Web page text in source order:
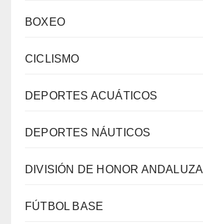
BOXEO
CICLISMO
DEPORTES ACUÁTICOS
DEPORTES NÁUTICOS
DIVISIÓN DE HONOR ANDALUZA
FÚTBOL BASE